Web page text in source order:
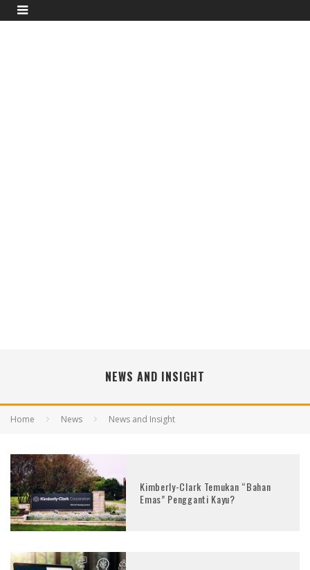
NEWS AND INSIGHT
Home News News and Insight
Kimberly-Clark Temukan “Bahan
Emas” Pengganti Kayu?